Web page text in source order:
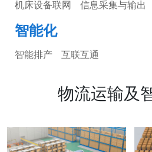
机床设备联网 信息采集与输出
智能化
智能排产 互联互通
物流运输及